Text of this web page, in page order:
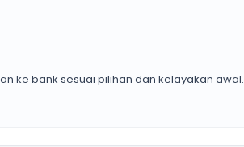
ke bank sesuai pilihan dan kelayakan awal.